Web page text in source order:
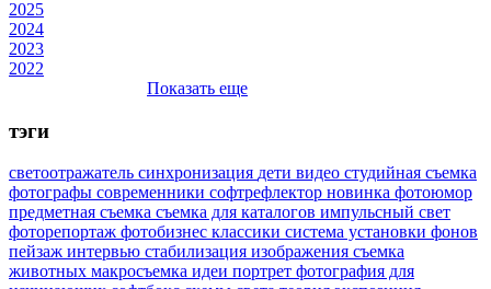
2025
2024
2023
2022
Показать еще
тэги
светоотражатель синхронизация дети видео студийная съемка
фотографы современники софтрефлектор новинка фотоюмор
предметная съемка съемка для каталогов импульсный свет
фоторепортаж фотобизнес классики система установки фонов
пейзаж интервью стабилизация изображения съемка
животных макросъемка идеи портрет фотография для